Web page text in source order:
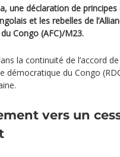
une déclaration de
et les rebelles de
Congo (AFC)/M23.
la continuité de l’accord
démocratique du Congo
vers un